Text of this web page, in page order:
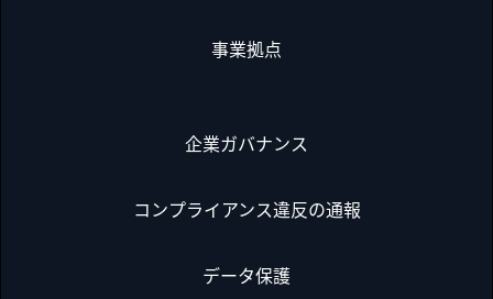
事業拠点
企業ガバナンス
コンプライアンス違反の通報
データ保護